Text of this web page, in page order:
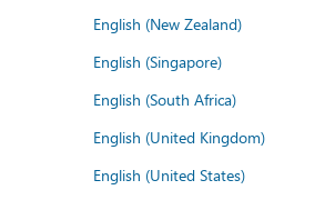
English (New Zealand)
English (Singapore)
English (South Africa)
English (United Kingdom)
English (United States)